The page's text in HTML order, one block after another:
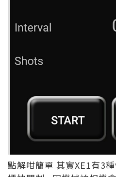
點解咁簡單 其實XE1有3